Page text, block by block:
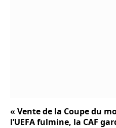
« Vente de la Coupe du
l’UEFA fulmine, la CAF